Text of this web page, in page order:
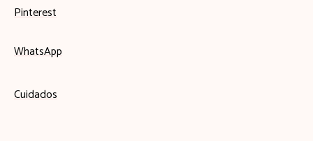
Pinterest
WhatsApp
Cuidados